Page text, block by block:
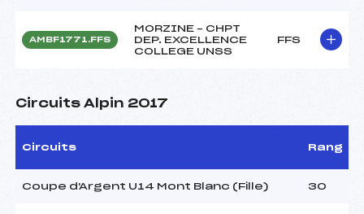
AMBF1771.FFS
MORZINE – CHPT
DEP. EXCELLENCE
COLLEGE UNSS
FFS
Circuits Alpin 2017
Circuits Rang
Coupe d'Argent U14 Mont Blanc (Fille) 30